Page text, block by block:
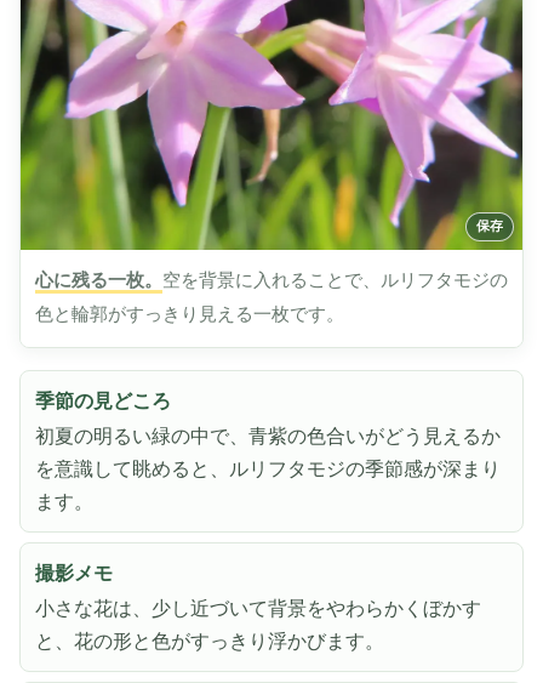
心に残る一枚。 空を背景に入れることで、ルリフタモジの
色と輪郭がすっきり見える一枚です。
季節の見どころ
初夏の明るい緑の中で、青紫の色合いがどう見えるか
を意識して眺めると、ルリフタモジの季節感が深まり
ます。
撮影メモ
小さな花は、少し近づいて背景をやわらかくぼかす
と、花の形と色がすっきり浮かびます。